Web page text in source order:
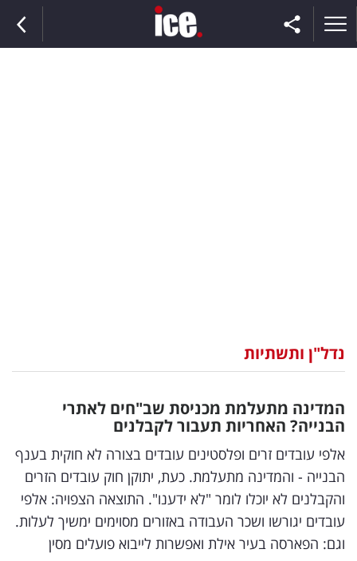
וצרכנות
דיגיטל
וטק
שיווק
ופרסום
משפט
נדל"ן ותשתיות
המדינה מתעלמת מכניסת שב"חים לאתרי
הבנייה? האחריות תעבור לקבלנים
אלפי עובדים זרים ופלסטינים עובדים בצורה לא חוקית בענף
הבנייה - והמדינה מתעלמת. כעת, יתוקן חוק עובדים הזרים
והקבלנים לא יוכלו לומר "לא ידענו". התוצאה הצפויה: אלפי
עובדים יגורשו ושכר העבודה באזורים מסוימים ימשיך לעלות.
וגם: הפארסה בעיר אילת ואפשרות לייבוא פועלים מסין